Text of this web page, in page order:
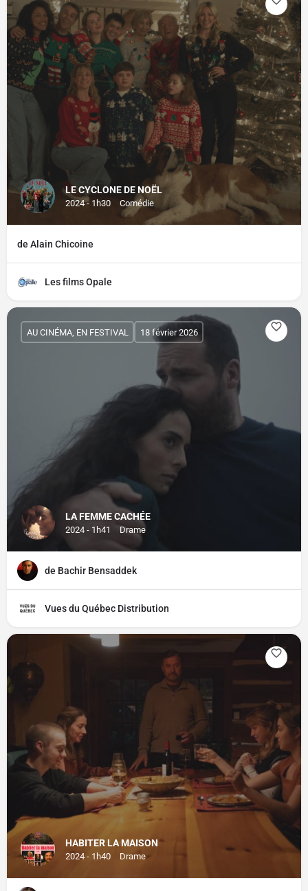
LE CYCLONE DE NOËL
2024 - 1h30 Comédie
de Alain Chicoine
Les films Opale
LA FEMME CACHÉE
2024 - 1h41 Drame
AU CINÉMA, EN FESTIVAL 18 février 2026
de Bachir Bensaddek
Vues du Québec Distribution
HABITER LA MAISON
2024 - 1h40 Drame